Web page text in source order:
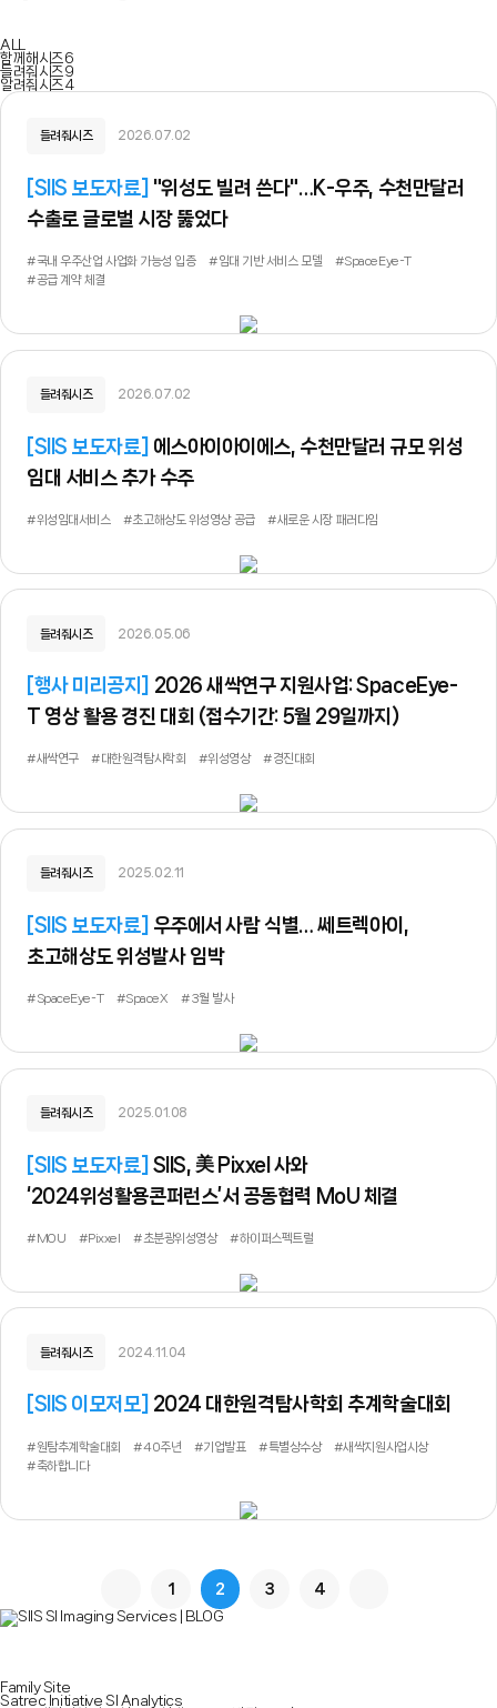
ALL
함께해시즈 6
들려줘시즈 9
알려줘시즈 4
들려줘시즈 2026.07.02
SIIS 보도자료
수출로 글로벌 시장 뚫었다
#국내 우주산업 사업화 가능성 입증 #임대 기반 서비스 모델
#SpaceEye-T
#공급 계약 체결
들려줘시즈 2026.07.02
SIIS 보도자료
임대 서비스 추가 수주
#위성임대서비스 #초고해상도 위성영상 공급 #새로운 시장 패러다임
들려줘시즈 2026.05.06
행사 미리공지
T 영상 활용 경진 대회 (접수기간: 5월 29일까지)
#새싹연구 #대한원격탐사학회 #위성영상 #경진대회
들려줘시즈 2025.02.11
SIIS 보도자료
초고해상도 위성발사 임박
#SpaceEye-T #SpaceX #3월 발사
들려줘시즈 2025.01.08
SIIS 보도자료
‘2024위성활용콘퍼런스’서 공동협력 MoU 체결
#MOU #Pixxel #초분광위성영상 #하이퍼스펙트럴
들려줘시즈 2024.11.04
SIIS 이모저모 2024 대한원격탐사학회 추계학술대회
#원탐추계학술대회 #40주년 #기업발표 #특별상수상
#새싹지원사업시상
#축하합니다
1 2 3 4
Family Site
Satrec Initiative SI Analytics